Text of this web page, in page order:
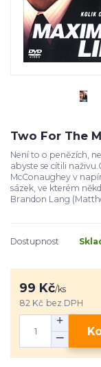
Two For The
Není to o penězích,
abyste se cítili
McConaughey v
sázek, ve kterém
Brandon Lang
Dostupnost
99 Kč/ks
82 Kč bez DPH